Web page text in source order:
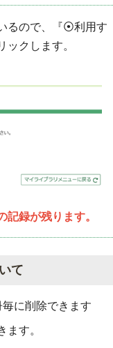
るので、『⦿利用す
ックします。
記録が残ります。
て
に削除できます
ます。